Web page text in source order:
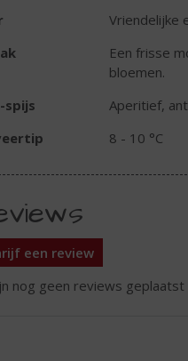
Vriendelijke
Een frisse
bloemen.
spijs
Aperitief,
8 - 10 °C
een review
nog geen reviews